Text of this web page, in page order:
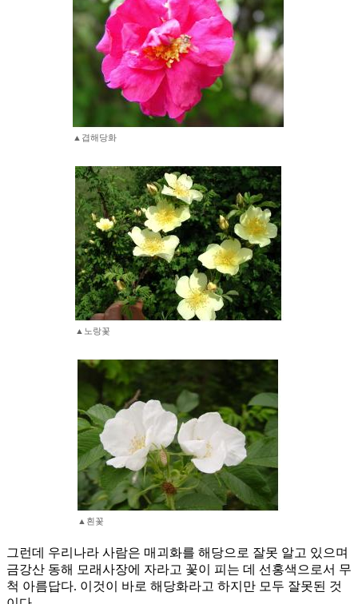
▲겹해당화
▲노랑꽃
▲흰꽃
그런데 우리나라 사람은 매괴화를 해당으로 잘못 알고 있으며
금강산 동해 모래사장에 자라고 꽃이 피는 데 선홍색으로서 무
척 아름답다. 이것이 바로 해당화라고 하지만 모두 잘못된 것